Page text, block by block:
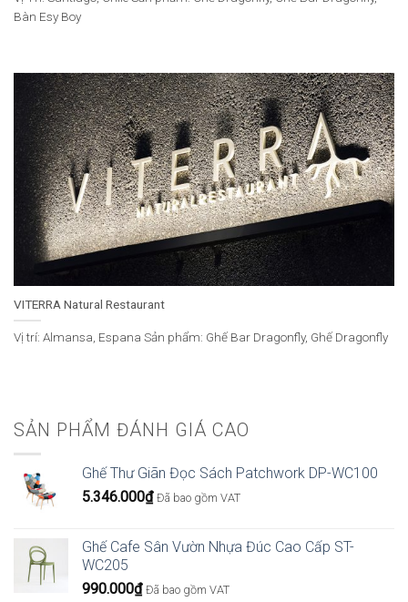
Bàn Esy Boy
VITERRA Natural Restaurant
Vị trí: Almansa, Espana Sản phẩm: Ghế Bar Dragonfly, Ghế Dragonfly
SẢN PHẨM ĐÁNH GIÁ CAO
Ghế Thư Giãn Đọc Sách Patchwork DP-WC100
5.346.000₫ Đã bao gồm VAT
Ghế Cafe Sân Vườn Nhựa Đúc Cao Cấp ST-
WC205
990.000₫ Đã bao gồm VAT